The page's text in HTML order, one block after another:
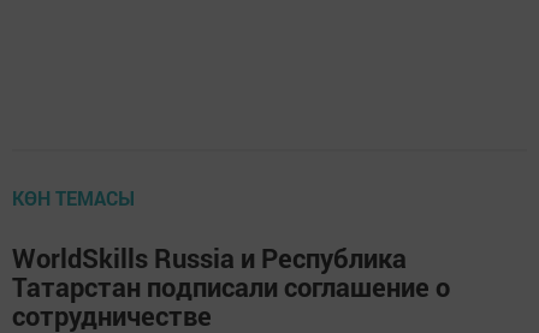
КӨН ТЕМАСЫ
WorldSkills Russia и Республика
Татарстан подписали соглашение о
сотрудничестве